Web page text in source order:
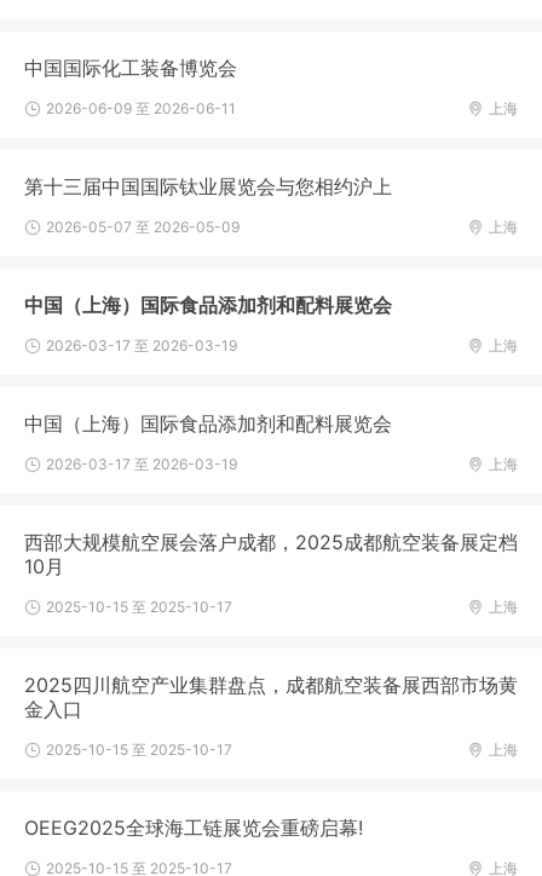
中国国际化工装备博览会
上海
2026-06-09 至 2026-06-11
第十三届中国国际钛业展览会与您相约沪上
上海
2026-05-07 至 2026-05-09
中国（上海）国际食品添加剂和配料展览会
上海
2026-03-17 至 2026-03-19
中国（上海）国际食品添加剂和配料展览会
上海
2026-03-17 至 2026-03-19
西部大规模航空展会落户成都，2025成都航空装备展定档
10月
上海
2025-10-15 至 2025-10-17
2025四川航空产业集群盘点，成都航空装备展西部市场黄
金入口
上海
2025-10-15 至 2025-10-17
OEEG2025全球海工链展览会重磅启幕!
上海
2025-10-15 至 2025-10-17